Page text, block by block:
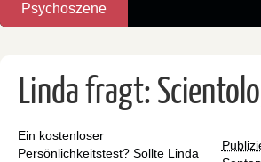
Psychoszene
Linda fragt:
Ein kostenloser
Persönlichkeitstest? Sollte Linda